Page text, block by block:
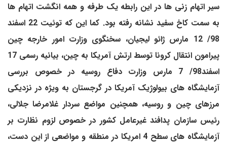
سیر اتهام زنی ها در این رابطه یک طرفه و همه انگشت اتهام ها
به سمت کاخ سفید نشانه رفته بود. کما این که توئیت 22 اسفند
98/ 12 مارس ژائو لیجیان، سخنگوی وزارت امور خارجه چین
پیرامون انتقال کرونا توسط ارتش آمریکا به چین، بیانیه رسمی 17
اسفند98/ 7 مارس وزارت دفاع روسیه در خصوص بررسی
آزمایشگاه‌ های بیولوژیک آمریکا در گرجستان به ویژه در نزدیکی
مرز‌های چین و روسیه، همچنین مواضع سردار غلامرضا جلالی،
رئیس سازمان پدافند غیرعامل کشور در خصوص لزوم نظارت بر
آزمایشگاه های سطح 4 امریکا در منطقه و مواضعی از این دست،